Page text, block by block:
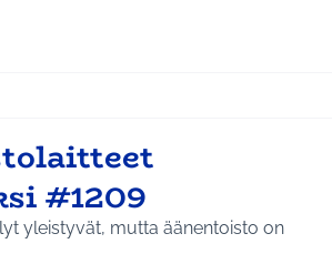
#1209
yleistyvät, mutta äänentoisto on